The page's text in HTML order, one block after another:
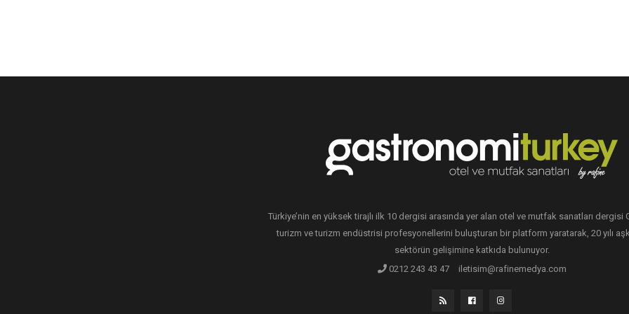
Türkiye’nin en yüksek tirajlı ilk 10 dergisi arasında yer alan otel ve mutfak sanatları dergisi
turizm ve turizm endüstrisi profesyonellerini buluşturan bir platform yaratarak, 20 yılı
sektörün gelişimine katkıda bulunuyor.
0212 243 43 47
iletisim@rafinemedya.com